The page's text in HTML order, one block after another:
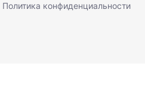
Политика конфиденциальности